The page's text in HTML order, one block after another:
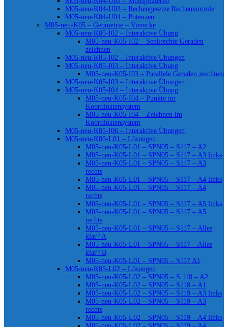
M05-neu-K04-U03 – Rechengesetze Rechenvorteile
M05-neu-K04-U04 – Potenzen
M05-neu-K05 – Geometrie – Vierecke
M05-neu-K05-I02 – Interaktive Übung
M05-neu-K05-I02 – Senkrechte Geraden
zeichnen
M05-neu-K05-I02 – Interaktive Übungen
M05-neu-K05-I03 – Interaktive Übung
M05-neu-K05-I03 – Parallele Geraden zeichnen
M05-neu-K05-I03 – Interaktive Übungen
M05-neu-K05-I04 – Interaktive Übung
M05-neu-K05-I04 – Punkte im
Koordinatensystem
M05-neu-K05-I04 – Zeichnen im
Koordinatensystem
M05-neu-K05-I06 – Interaktive Übungen
M05-neu-K05-L01 – Lösungen
M05-neu-K05-L01 – SPN05 – S117 – A2
M05-neu-K05-L01 – SPN05 – S117 – A3 links
M05-neu-K05-L01 – SPN05 – S117 – A3
rechts
M05-neu-K05-L01 – SPN05 – S117 – A4 links
M05-neu-K05-L01 – SPN05 – S117 – A4
rechts
M05-neu-K05-L01 – SPN05 – S117 – A5 links
M05-neu-K05-L01 – SPN05 – S117 – A5
rechts
M05-neu-K05-L01 – SPN05 – S117 – Alles
klar? A
M05-neu-K05-L01 – SPN05 – S117 – Alles
klar? B
M05-neu-K05-L01 – SPN05 – S117 A1
M05-neu-K05-L02 – Lösungen
M05-neu-K05-L02 – SPN05 – S 118 – A2
M05-neu-K05-L02 – SPN05 – S118 – A1
M05-neu-K05-L02 – SPN05 – S119 – A3 links
M05-neu-K05-L02 – SPN05 – S119 – A3
rechts
M05-neu-K05-L02 – SPN05 – S119 – A4 links